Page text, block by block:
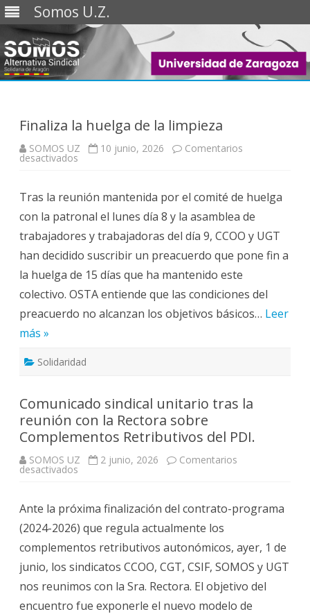
Somos U.Z.
Saltar
Finaliza la huelga de la limpieza
SOMOS UZ 10 junio, 2026 Comentarios
desactivados
de
la
limpieza
Tras la reunión mantenida por el comité de huelga
con la patronal el lunes día 8 y la asamblea de
trabajadores y trabajadoras del día 9, CCOO y UGT
han decidido suscribir un preacuerdo que pone fin a
la huelga de 15 días que ha mantenido este
colectivo. OSTA entiende que las condiciones del
preacuerdo no alcanzan los objetivos básicos… Leer
más »
Solidaridad
Comunicado sindical unitario tras la
reunión con la Rectora sobre
Complementos Retributivos del PDI.
SOMOS UZ 2 junio, 2026 Comentarios
desactivados
tras
la
reunión
con
la
Rectora
sobre
Complementos
Retributivos
del
PDI.
Ante la próxima finalización del contrato-programa
(2024-2026) que regula actualmente los
complementos retributivos autonómicos, ayer, 1 de
junio, los sindicatos CCOO, CGT, CSIF, SOMOS y UGT
nos reunimos con la Sra. Rectora. El objetivo del
encuentro fue exponerle el nuevo modelo de